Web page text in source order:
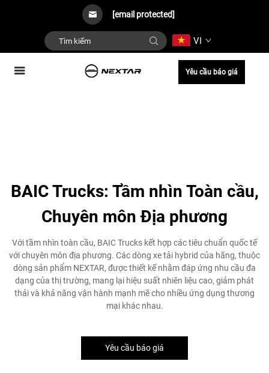
[email protected]
VI
Yêu cầu báo giá
BAIC Trucks: Tầm nhìn Toàn cầu,
Chuyên môn Địa phương
Với tầm nhìn toàn cầu, BAIC Trucks kết hợp các tiêu chuẩn quốc tế
với chuyên môn địa phương. Các dòng xe tải hybrid của hãng, thuộc
dòng sản phẩm NEXTAR, được thiết kế nhằm đáp ứng nhu cầu đa
dạng của thị trường, mang lại hiệu suất nhiên liệu cao, giảm phát
thải và khả năng vận hành mạnh mẽ cho nhiều ứng dụng thương
mại khác nhau.
Yêu cầu báo giá